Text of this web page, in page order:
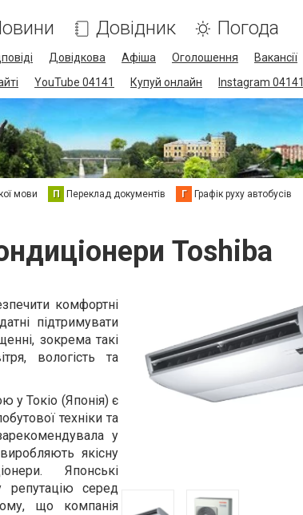
Довідник Погода
Довідкова Афіша Оголошення Вакансії
YouTube 04141 Купуй онлайн Instagram 04141
мови П Переклад документів Г Графік руху автобусів
Toshiba
комфортні
підтримувати
зокрема такі
вологість та
у Токіо (Японія) є
техніки та
у
якісну
Японські
репутацію серед
що компанія